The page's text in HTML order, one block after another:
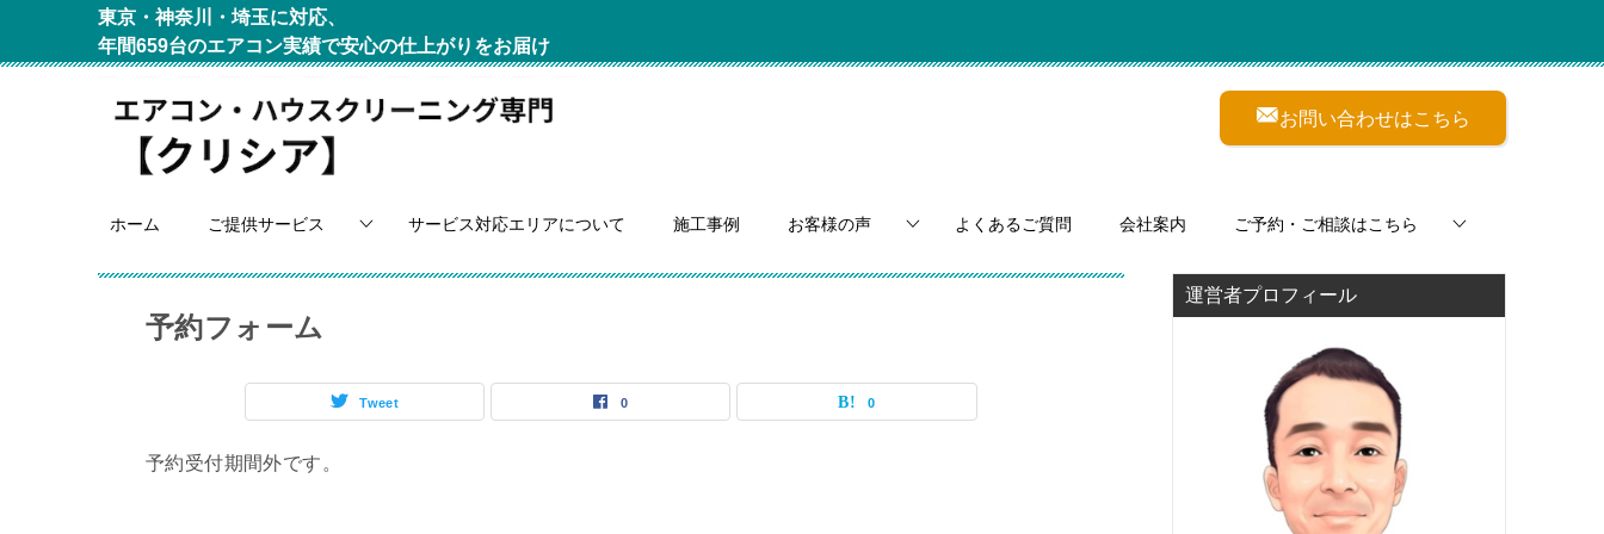
東京・神奈川・埼玉に対応、
年間659台のエアコン実績で安心の仕上がりをお届け
お問い合わせはこちら
ホーム ご提供サービス サービス対応エリアについて 施工事例 お客様の声 よくあるご質問 会社案内 ご予約・ご相談はこちら
予約フォーム
Tweet 0 0
予約受付期間外です。
運営者プロフィール